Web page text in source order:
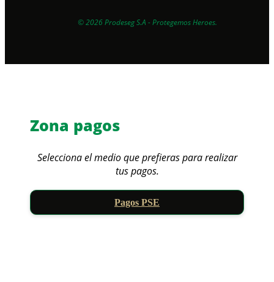
© 2026 Prodeseg S.A - Protegemos Heroes.
Zona pagos
Selecciona el medio que prefieras para realizar
tus pagos.
Pagos PSE